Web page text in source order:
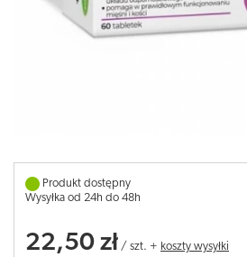
Produkt dostępny
Wysyłka od 24h do 48h
22,50 zł / szt. + koszty wysyłki